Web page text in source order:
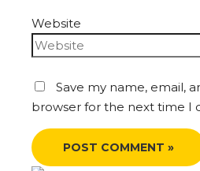
Website
Save my name, email,
browser for the next time I